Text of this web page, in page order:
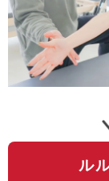
ル